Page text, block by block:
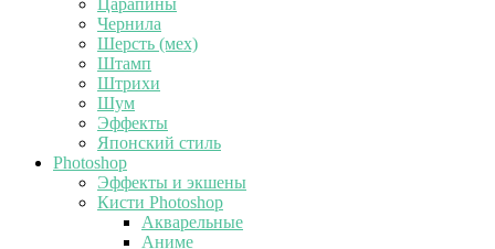
Царапины
Чернила
Шерсть (мех)
Штамп
Штрихи
Шум
Эффекты
Японский стиль
Photoshop
Эффекты и экшены
Кисти Photoshop
Акварельные
Аниме